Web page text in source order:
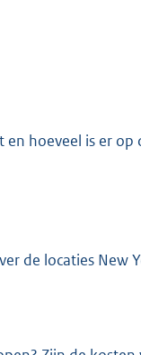
hoeveel is er
de locaties New